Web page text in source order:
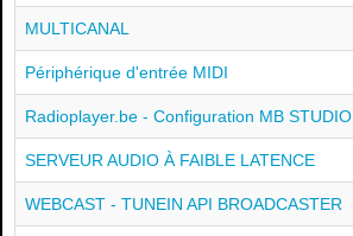
MULTICANAL
Périphérique d'entrée MIDI
Radioplayer.be - Configuration MB STUDIO
SERVEUR AUDIO À FAIBLE LATENCE
WEBCAST - TUNEIN API BROADCASTER